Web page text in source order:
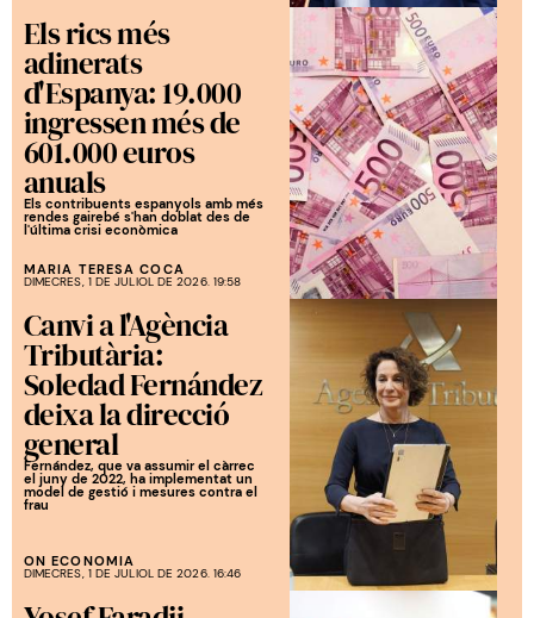
Els rics més
adinerats
d'Espanya: 19.000
ingressen més de
601.000 euros
anuals
Els contribuents espanyols amb més
rendes gairebé s'han doblat des de
l'última crisi econòmica
MARIA TERESA COCA
DIMECRES, 1 DE JULIOL DE 2026. 19:58
Canvi a l'Agència
Tributària:
Soledad Fernández
deixa la direcció
general
Fernández, que va assumir el càrrec
el juny de 2022, ha implementat un
model de gestió i mesures contra el
frau
ON ECONOMIA
DIMECRES, 1 DE JULIOL DE 2026. 16:46